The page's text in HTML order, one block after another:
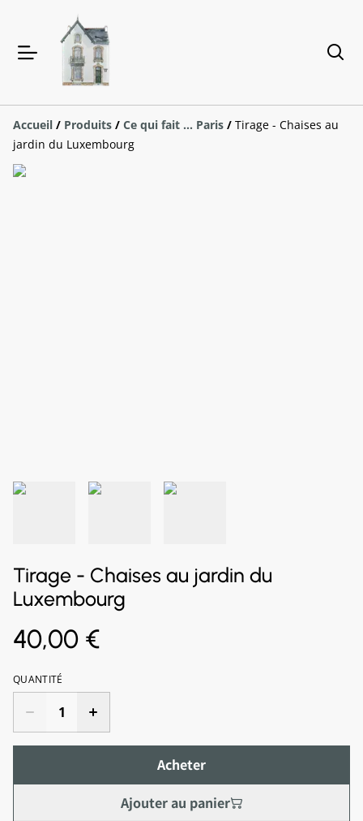
Accueil / Produits / Ce qui fait ... Paris / Tirage - Chaises au
jardin du Luxembourg
Tirage - Chaises au jardin du
Luxembourg
40,00 €
QUANTITÉ
Acheter
Ajouter au panier